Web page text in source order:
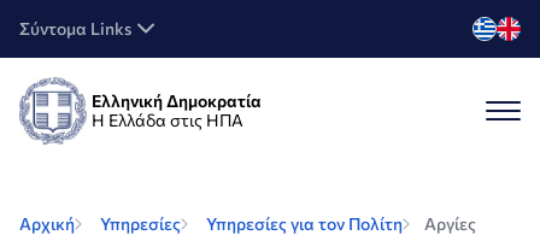
Σύντομα Links
Ελληνική Δημοκρατία
Η Ελλάδα στις ΗΠΑ
Αρχική Υπηρεσίες Υπηρεσίες για τον Πολίτη Αργίες